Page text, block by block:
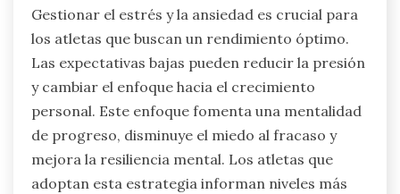
Gestionar el estrés y la ansiedad es crucial para
los atletas que buscan un rendimiento óptimo.
Las expectativas bajas pueden reducir la presión
y cambiar el enfoque hacia el crecimiento
personal. Este enfoque fomenta una mentalidad
de progreso, disminuye el miedo al fracaso y
mejora la resiliencia mental. Los atletas que
adoptan esta estrategia informan niveles más